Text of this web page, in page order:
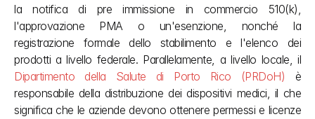
la notifica di pre immissione in commercio 510(k),
l'approvazione PMA o un'esenzione, nonché la
registrazione formale dello stabilimento e l'elenco dei
Dipartimento della Salute di Porto Rico (PRDoH) è
responsabile della distribuzione dei dispositivi medici, il che
significa che le aziende devono ottenere permessi e licenze